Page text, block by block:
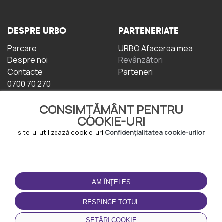
CONSIMȚĂMÂNT PENTRU
COOKIE-URI
site-ul utilizează cookie-uri Confidențialitatea cookie-urilor
AM ÎNŢELES
RESPINGE TOTUL
SETĂRI COOKIE
DESPRE URBO
Parcare
Despre noi
Contacte
0700 70 270
PARTENERIATE
URBO Afacerea mea
Revânzători
Parteneri
TERMENI DE UTILIZARE
Termeni și condiții
Politica de
Confidențialitate
Politica de cookie-uri
DESCĂRCAȚI
APLICAȚIA